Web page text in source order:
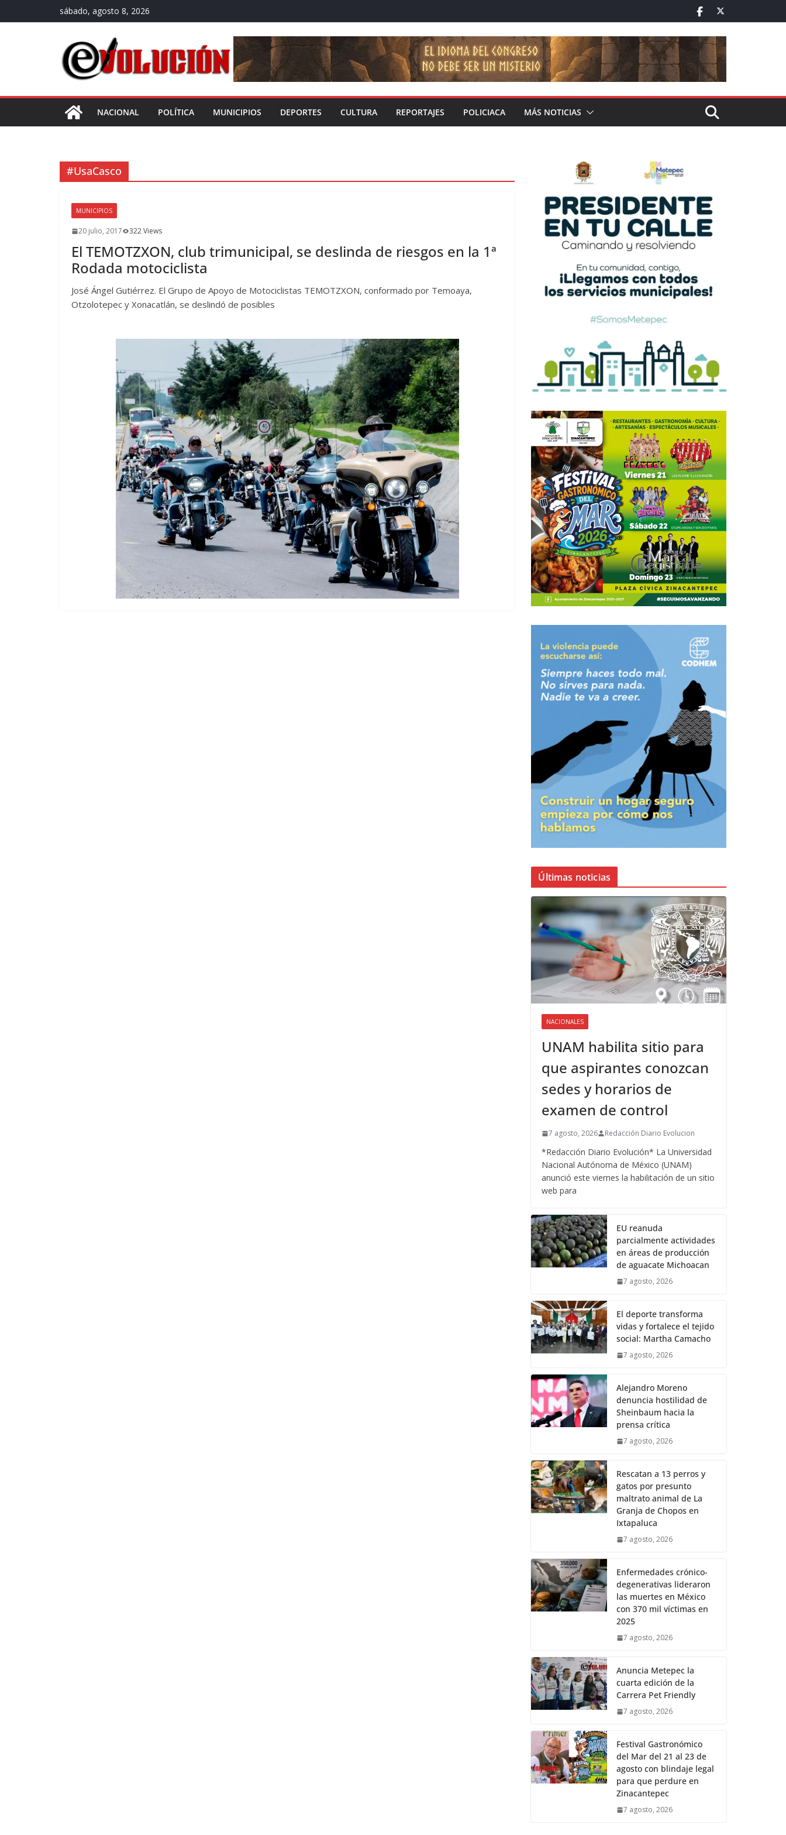
al
sábado, agosto 8, 2026
NACIONAL POLÍTICA MUNICIPIOS DEPORTES CULTURA REPORTAJES POLICIACA MÁS NOTICIAS
#UsaCasco
MUNICIPIOS
20 julio, 2017 322 Views
El TEMOTZXON, club trimunicipal, se deslinda de riesgos en la 1ª
Rodada motociclista
José Ángel Gutiérrez. El Grupo de Apoyo de Motociclistas TEMOTZXON, conformado por Temoaya,
Otzolotepec y Xonacatlán, se deslindó de posibles
Últimas noticias
NACIONALES
UNAM habilita sitio para
que aspirantes conozcan
sedes y horarios de
examen de control
7 agosto, 2026 Redacción Diario Evolucion
*Redacción Diario Evolución* La Universidad
Nacional Autónoma de México (UNAM)
anunció este viernes la habilitación de un sitio
web para
EU reanuda
parcialmente actividades
en áreas de producción
de aguacate Michoacan
7 agosto, 2026
El deporte transforma
vidas y fortalece el tejido
social: Martha Camacho
7 agosto, 2026
Alejandro Moreno
denuncia hostilidad de
Sheinbaum hacia la
prensa crítica
7 agosto, 2026
Rescatan a 13 perros y
gatos por presunto
maltrato animal de La
Granja de Chopos en
Ixtapaluca
7 agosto, 2026
Enfermedades crónico-
degenerativas lideraron
las muertes en México
con 370 mil víctimas en
2025
7 agosto, 2026
Anuncia Metepec la
cuarta edición de la
Carrera Pet Friendly
7 agosto, 2026
Festival Gastronómico
del Mar del 21 al 23 de
agosto con blindaje legal
para que perdure en
Zinacantepec
7 agosto, 2026